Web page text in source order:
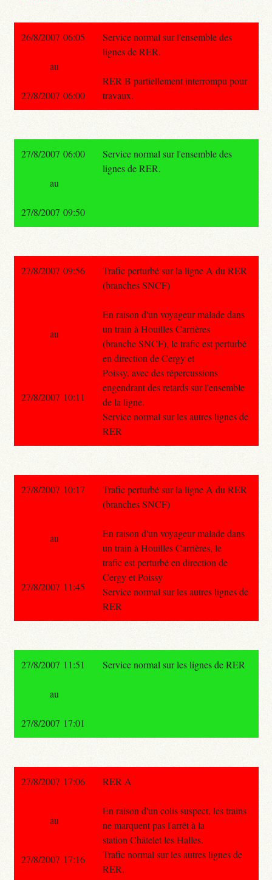
26/8/2007 06:05
Service normal sur l'ensemble des
lignes de RER.
RER B partiellement interrompu pour
travaux.
au
27/8/2007 06:00
27/8/2007 06:00
Service normal sur l'ensemble des
lignes de RER.
au
27/8/2007 09:50
27/8/2007 09:56
Trafic perturbé sur la ligne A du RER
(branches SNCF)
En raison d'un voyageur malade dans
un train à Houilles Carrières
(branche SNCF), le trafic est perturbé
en direction de Cergy et
Poissy, avec des répercussions
engendrant des retards sur l'ensemble
de la ligne.
Service normal sur les autres lignes de
RER
au
27/8/2007 10:11
27/8/2007 10:17
Trafic perturbé sur la ligne A du RER
(branches SNCF)
En raison d'un voyageur malade dans
un train à Houilles Carrières, le
trafic est perturbé en direction de
Cergy et Poissy
Service normal sur les autres lignes de
RER
au
27/8/2007 11:45
27/8/2007 11:51 Service normal sur les lignes de RER
au
27/8/2007 17:01
27/8/2007 17:06 RER A
En raison d'un colis suspect, les trains
ne marquent pas l'arrêt à la
station Châtelet les Halles.
Trafic normal sur les autres lignes de
RER.
au
27/8/2007 17:16